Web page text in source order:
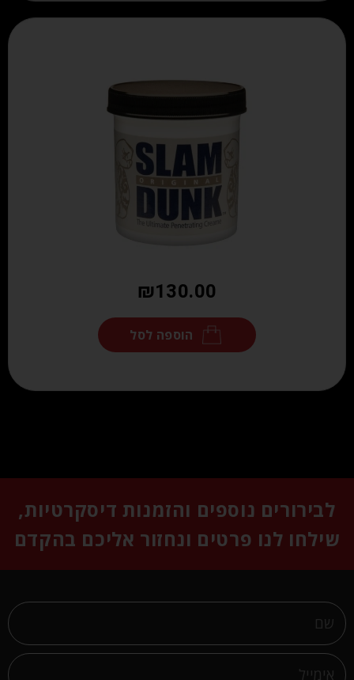
₪130.00
הוספה לסל
לבירורים נוספים והזמנות דיסקרטיות,
שילחו לנו פרטים ונחזור אליכם בהקדם